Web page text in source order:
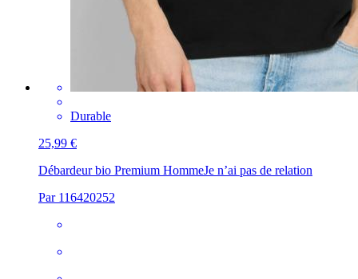
Durable
25,99 €
Débardeur bio Premium HommeJe n’ai pas de relation
Par 116420252